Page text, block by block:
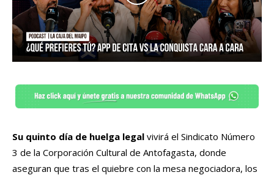
Su quinto día de huelga legal vivirá el Sindicato Número
3 de la Corporación Cultural de Antofagasta, donde
aseguran que tras el quiebre con la mesa negociadora, los